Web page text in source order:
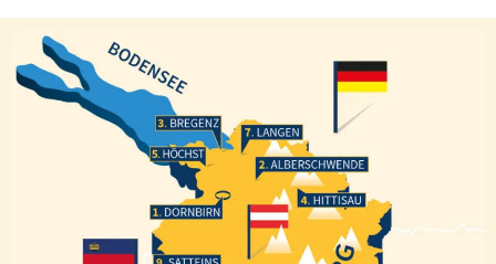
Dornbirn
Bregenz
Langen
Alberschwende
Höchst